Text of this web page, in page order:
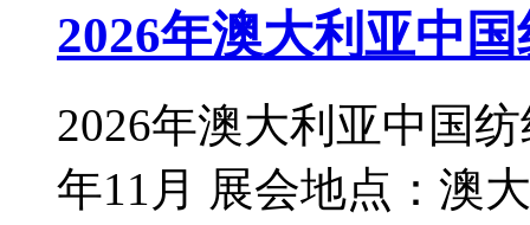
2026年澳大利亚中
2026年澳大利亚中国
年11月 展会地点：澳